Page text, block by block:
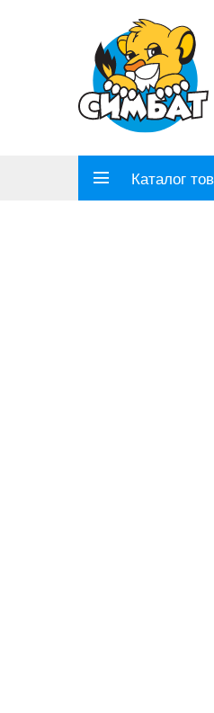
Каталог